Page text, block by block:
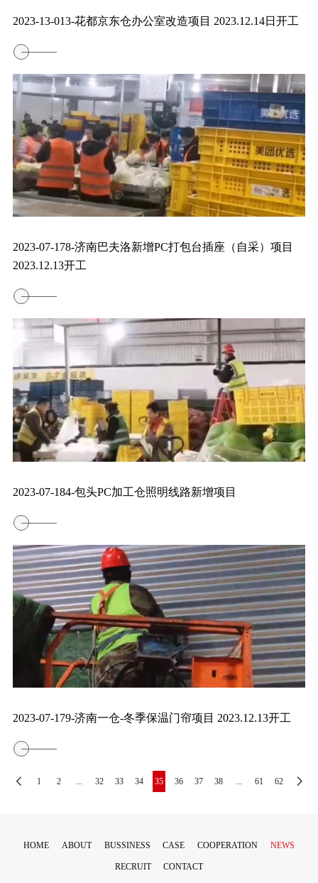
2023-13-013-花都京东仓办公室改造项目 2023.12.14日开工
2023-07-178-济南巴夫洛新增PC打包台插座（自采）项目
2023.12.13开工
2023-07-184-包头PC加工仓照明线路新增项目
2023-07-179-济南一仓-冬季保温门帘项目 2023.12.13开工
1 2 32 33 34 35 36 37 38 61 62
HOME ABOUT BUSSINESS CASE COOPERATION NEWS
RECRUIT CONTACT